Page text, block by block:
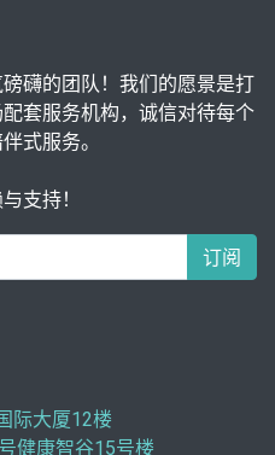
的团队！我们的愿景是打
套服务机构，诚信对待每个
式服务。
支持！
订阅
际大厦12楼
健康智谷15号楼